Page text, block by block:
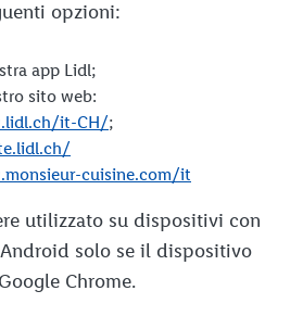
opzioni:
app Lidl;
sito web:
it-CH/;
cuisine.com/it
utilizzato su dispositivi con
solo se il dispositivo
Chrome.